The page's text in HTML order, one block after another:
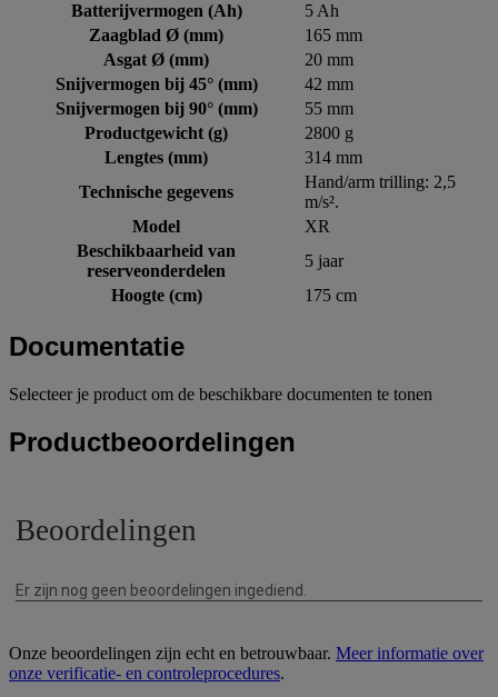
Batterijvermogen (Ah)
5 Ah
Zaagblad Ø (mm)
165 mm
Asgat Ø (mm)
20 mm
Snijvermogen bij 45° (mm)
42 mm
Snijvermogen bij 90° (mm)
55 mm
Productgewicht (g)
2800 g
Lengtes (mm)
314 mm
Technische gegevens
Hand/arm trilling: 2,5
m/s².
Model
XR
Beschikbaarheid van
reserveonderdelen
5 jaar
Hoogte (cm)
175 cm
Documentatie
Selecteer je product om de beschikbare documenten te tonen
Productbeoordelingen
Onze beoordelingen zijn echt en betrouwbaar. Meer informatie over
onze verificatie- en controleprocedures.